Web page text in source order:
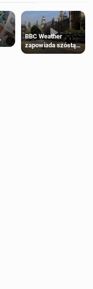
BBC Weather
zapowiada szóstą
falę upałów w